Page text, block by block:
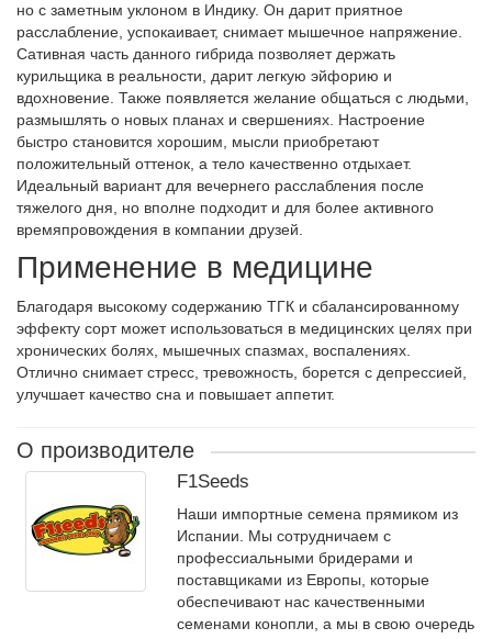
но с заметным уклоном в Индику. Он дарит приятное
расслабление, успокаивает, снимает мышечное напряжение.
Сативная часть данного гибрида позволяет держать
курильщика в реальности, дарит легкую эйфорию и
вдохновение. Также появляется желание общаться с людьми,
размышлять о новых планах и свершениях. Настроение
быстро становится хорошим, мысли приобретают
положительный оттенок, а тело качественно отдыхает.
Идеальный вариант для вечернего расслабления после
тяжелого дня, но вполне подходит и для более активного
времяпровождения в компании друзей.
Применение в медицине
Благодаря высокому содержанию ТГК и сбалансированному
эффекту сорт может использоваться в медицинских целях при
хронических болях, мышечных спазмах, воспалениях.
Отлично снимает стресс, тревожность, борется с депрессией,
улучшает качество сна и повышает аппетит.
О производителе
F1Seeds
Наши импортные семена прямиком из
Испании. Мы сотрудничаем с
профессиальными бридерами и
поставщиками из Европы, которые
обеспечивают нас качественными
семенами конопли, а мы в свою очередь